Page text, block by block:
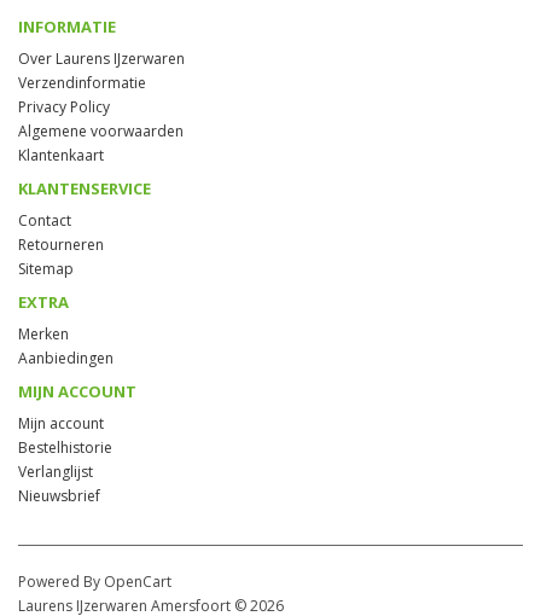
INFORMATIE
Over Laurens IJzerwaren
Verzendinformatie
Privacy Policy
Algemene voorwaarden
Klantenkaart
KLANTENSERVICE
Contact
Retourneren
Sitemap
EXTRA
Merken
Aanbiedingen
MIJN ACCOUNT
Mijn account
Bestelhistorie
Verlanglijst
Nieuwsbrief
Powered By OpenCart
Laurens IJzerwaren Amersfoort © 2026